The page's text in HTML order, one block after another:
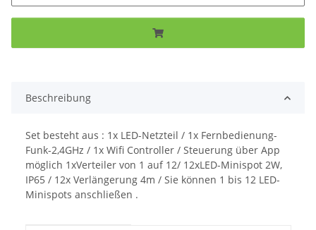
Beschreibung
Set besteht aus : 1x LED-Netzteil / 1x Fernbedienung-
Funk-2,4GHz / 1x Wifi Controller / Steuerung über App
möglich 1xVerteiler von 1 auf 12/ 12xLED-Minispot 2W,
IP65 / 12x Verlängerung 4m / Sie können 1 bis 12 LED-
Minispots anschließen .